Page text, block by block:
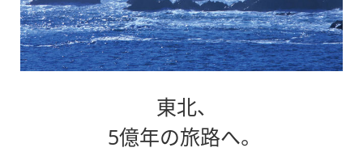
東北、
5億年の旅路へ。